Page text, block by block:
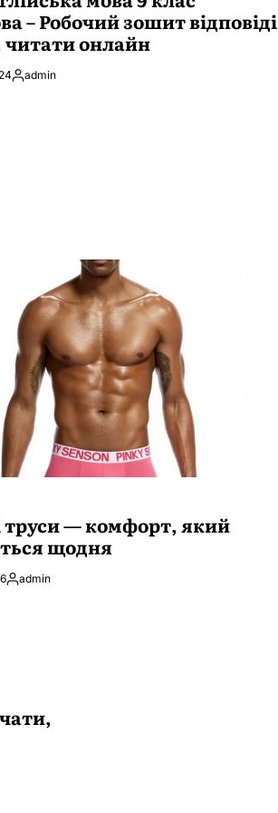
– Робочий зошит відповіді
читати онлайн
Опубліковано
admin
труси — комфорт, який
щодня
Опубліковано
admin